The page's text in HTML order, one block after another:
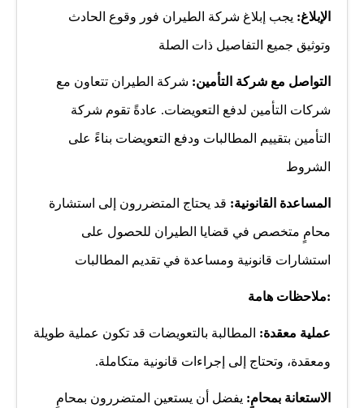
الإبلاغ: يجب إبلاغ شركة الطيران فور وقوع الحادث
وتوثيق جميع التفاصيل ذات الصلة
التواصل مع شركة التأمين: شركة الطيران تتعاون مع
شركات التأمين لدفع التعويضات. عادةً تقوم شركة
التأمين بتقييم المطالبات ودفع التعويضات بناءً على
الشروط
المساعدة القانونية: قد يحتاج المتضررون إلى استشارة
محامٍ متخصص في قضايا الطيران للحصول على
استشارات قانونية ومساعدة في تقديم المطالبات
:ملاحظات هامة
عملية معقدة: المطالبة بالتعويضات قد تكون عملية طويلة
ومعقدة، وتحتاج إلى إجراءات قانونية متكاملة.
الاستعانة بمحامٍ: يفضل أن يستعين المتضررون بمحامٍ